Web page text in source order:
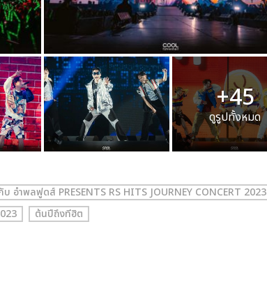
+45
ดูรูปทั้งหมด
อำพลฟูดส์ PRESENTS RS HITS JOURNEY CONCERT 2023
ต้นปีถึงทีฮิต